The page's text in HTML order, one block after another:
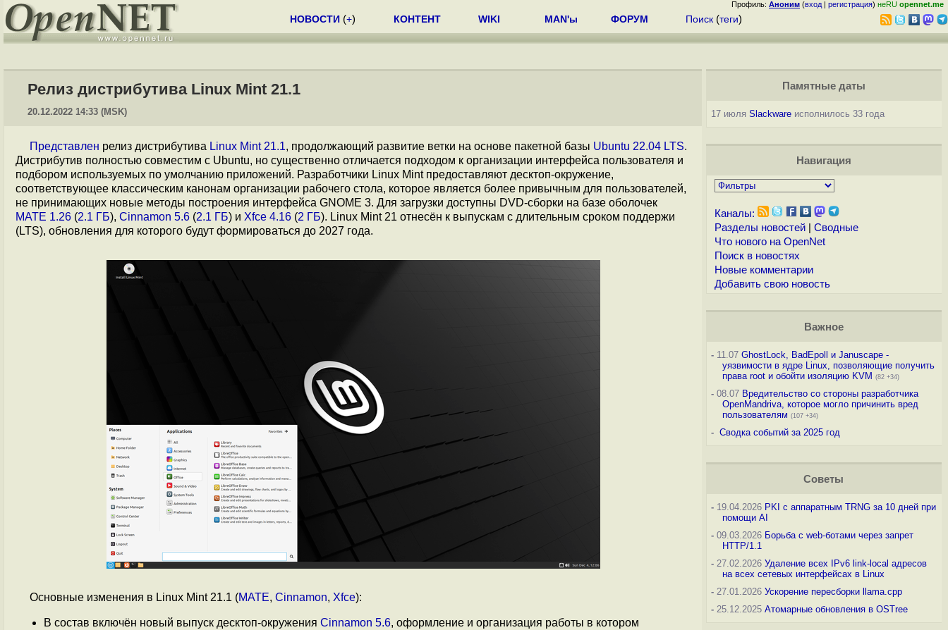
Профиль: Аноним (вход | регистрация) неRU opennet.me
НОВОСТИ (+) КОНТЕНТ WIKI MAN'ы ФОРУМ Поиск (теги)
Релиз дистрибутива Linux Mint 21.1
20.12.2022 14:33 (MSK)
Представлен релиз дистрибутива Linux Mint 21.1, продолжающий развитие ветки на основе пакетной базы Ubuntu 22.04 LTS.
Дистрибутив полностью совместим с Ubuntu, но существенно отличается подходом к организации интерфейса пользователя и
подбором используемых по умолчанию приложений. Разработчики Linux Mint предоставляют десктоп-окружение,
соответствующее классическим канонам организации рабочего стола, которое является более привычным для пользователей,
не принимающих новые методы построения интерфейса GNOME 3. Для загрузки доступны DVD-сборки на базе оболочек
MATE 1.26 (2.1 ГБ), Cinnamon 5.6 (2.1 ГБ) и Xfce 4.16 (2 ГБ). Linux Mint 21 отнесён к выпускам с длительным сроком поддержи
(LTS), обновления для которого будут формироваться до 2027 года.
Основные изменения в Linux Mint 21.1 (MATE, Cinnamon, Xfce):
В состав включён новый выпуск десктоп-окружения Cinnamon 5.6, оформление и организация работы в котором
Памятные даты
17 июля Slackwareисполнилось 33 года
Навигация
Каналы:
Разделы новостей| Сводные
Что нового на OpenNet
Поиск в новостях
Новые комментарии
Добавить свою новость
Важное
-11.07 GhostLock, BadEpoll и Januscape -
уязвимости в ядре Linux, позволяющие получить
права root и обойти изоляцию KVM (82 +34)
-08.07 Вредительство со стороны разработчика
OpenMandriva, которое могло причинить вред
пользователям (107 +34)
- Сводка событий за 2025 год
Советы
-19.04.2026 PKI с аппаратным TRNG за 10 дней при
помощи AI
-09.03.2026 Борьба с web-ботами через запрет
HTTP/1.1
-27.02.2026 Удаление всех IPv6 link-local адресов
на всех сетевых интерфейсах в Linux
-27.01.2026 Ускорение пересборки llama.cpp
-25.12.2025 Атомарные обновления в OSTree